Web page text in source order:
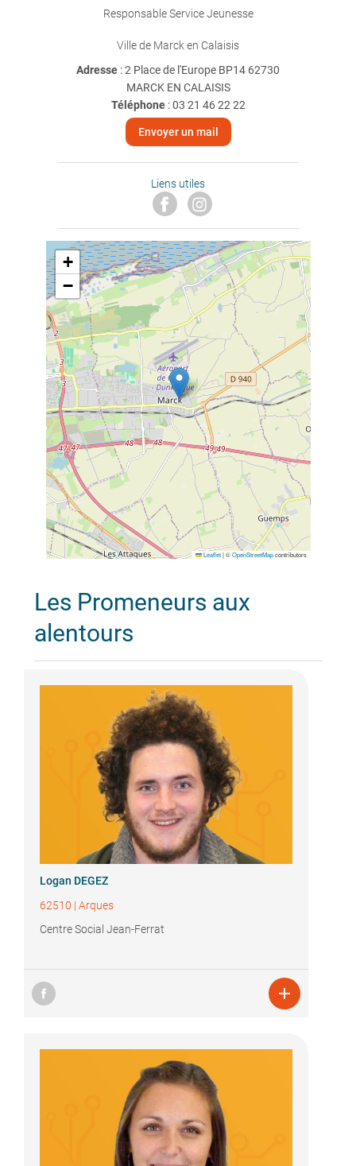
Responsable Service Jeunesse
Ville de Marck en Calaisis
Adresse : 2 Place de l'Europe BP14 62730
MARCK EN CALAISIS
Téléphone:03 21 46 22 22
Envoyer un mail
Liens utiles
+
−
Leaflet |©OpenStreetMapcontributors
Les Promeneurs aux
alentours
Logan DEGEZ
62510 | Arques
Centre Social Jean-Ferrat
